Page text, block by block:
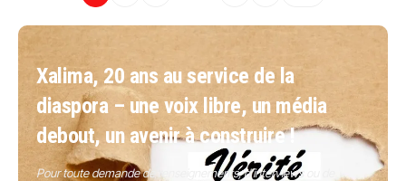
Xalima, 20 ans au service de la
diaspora – une voix libre, un média
debout, un avenir à construire !
Pour toute demande de renseignements, d’interviews ou de